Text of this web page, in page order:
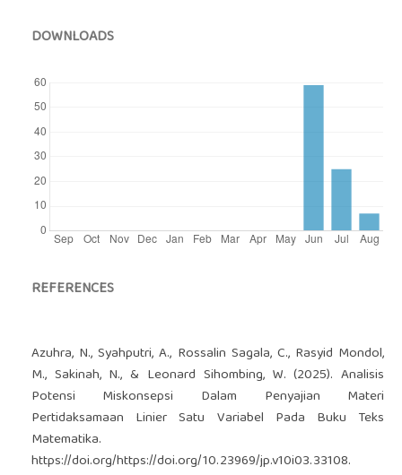
DOWNLOADS
REFERENCES
Azuhra, N., Syahputri, A., Rossalin Sagala, C., Rasyid Mondol,
M., Sakinah, N., & Leonard Sihombing, W. (2025). Analisis
Potensi Miskonsepsi Dalam Penyajian Materi
Pertidaksamaan Linier Satu Variabel Pada Buku Teks
Matematika.
https://doi.org/https://doi.org/10.23969/jp.v10i03.33108.